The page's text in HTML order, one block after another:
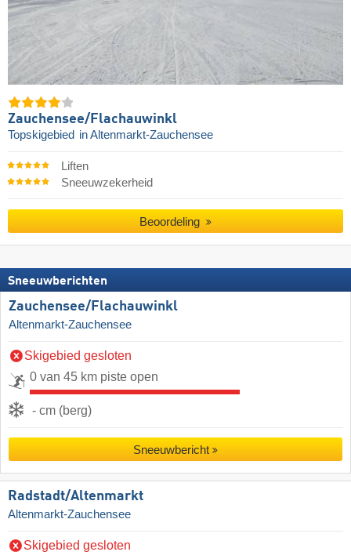
Zauchensee/​Flachauwinkl
Topskigebied in Altenmarkt-Zauchensee
Liften
Sneeuwzekerheid
Beoordeling
Sneeuwberichten
Zauchensee/​Flachauwinkl
Altenmarkt-Zauchensee
Skigebied gesloten
0 van 45 km piste open
- cm (berg)
Sneeuwbericht
Radstadt/​Altenmarkt
Altenmarkt-Zauchensee
Skigebied gesloten